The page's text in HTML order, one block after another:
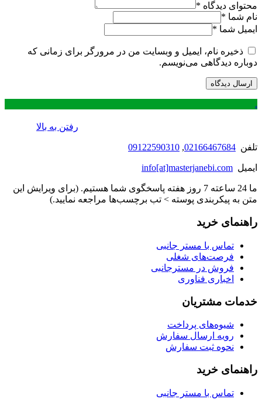
محتوای دیدگاه *
نام شما *
ایمیل شما *
ذخیره نام، ایمیل و وبسایت من در مرورگر برای زمانی که
دوباره دیدگاهی می‌نویسم.
.
رفتن به بالا
تلفن 02166467684
,
09122590310
ایمیل info[at]masterjanebi.com
ما 24 ساعته 7 روز هفته پاسخگوی شما هستیم. (برای ویرایش این
متن به پیکربندی پوسته > تب برچسب‌ها مراجعه نمایید.)
راهنمای خرید
تماس با مستر جانبی
فرصت‌های شغلی
فروش در مسترجانبی
اخباری فناوری
خدمات مشتریان
شیوه‌های پرداخت
رویه ارسال سفارش
نحوه ثبت سفارش
راهنمای خرید
تماس با مستر جانبی